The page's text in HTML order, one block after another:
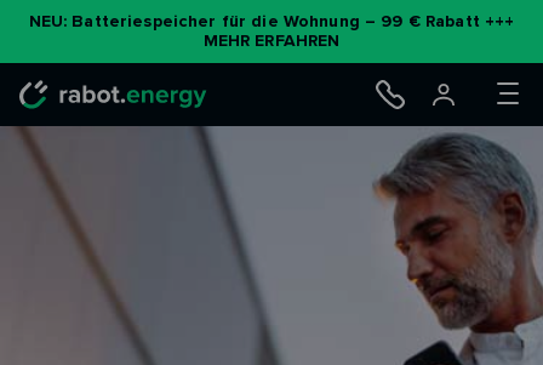
NEU: Batteriespeicher für die Wohnung – 99 € Rabatt +++
MEHR ERFAHREN
Zum
Inhalt
springen